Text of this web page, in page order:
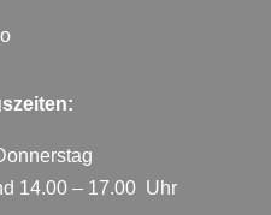
14.00 – 17.00 Uhr